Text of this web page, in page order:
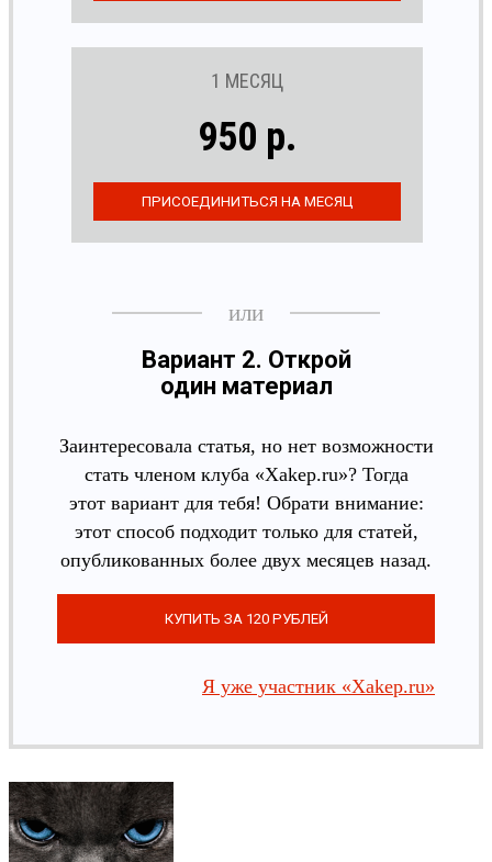
1 МЕСЯЦ
950 р.
Вариант 2. Открой
один материал
Заинтересовала статья, но нет возможности
стать членом клуба «Xakep.ru»? Тогда
этот вариант для тебя! Обрати внимание:
этот способ подходит только для статей,
опубликованных более двух месяцев назад.
Я уже участник «Xakep.ru»